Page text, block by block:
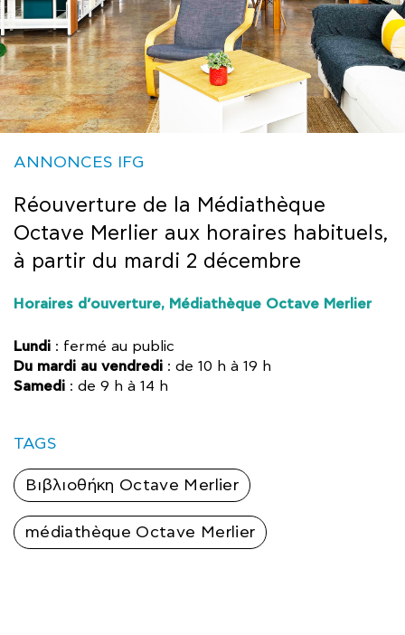
ANNONCES IFG
Réouverture de la Médiathèque
Octave Merlier aux horaires habituels,
à partir du mardi 2 décembre
Horaires d’ouverture, Médiathèque Octave Merlier
Lundi : fermé au public
Du mardi au vendredi : de 10 h à 19 h
Samedi : de 9 h à 14 h
TAGS
Βιβλιοθήκη Octave Merlier
médiathèque Octave Merlier